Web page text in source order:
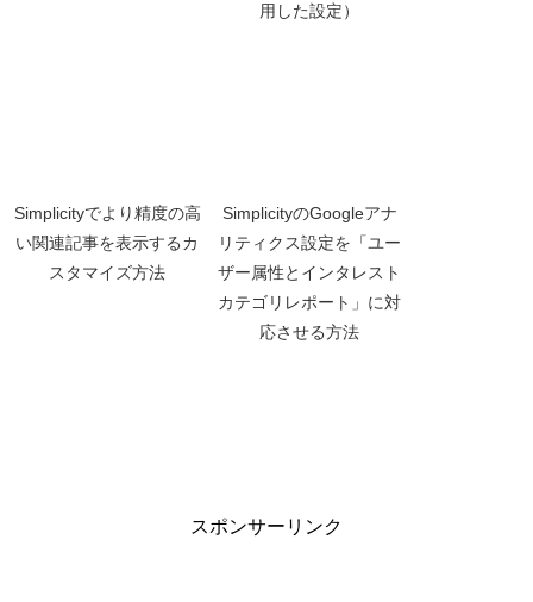
用した設定）
Simplicityでより精度の高
い関連記事を表示するカ
スタマイズ方法
SimplicityのGoogleアナ
リティクス設定を「ユー
ザー属性とインタレスト
カテゴリレポート」に対
応させる方法
スポンサーリンク